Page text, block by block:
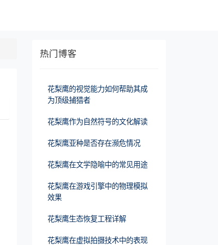
热门博客
花梨鹰的视觉能力如何帮助其成
为顶级捕猎者
花梨鹰作为自然符号的文化解读
花梨鹰亚种是否存在濒危情况
花梨鹰在文学隐喻中的常见用途
花梨鹰在游戏引擎中的物理模拟
效果
花梨鹰生态恢复工程详解
花梨鹰在虚拟拍摄技术中的表现